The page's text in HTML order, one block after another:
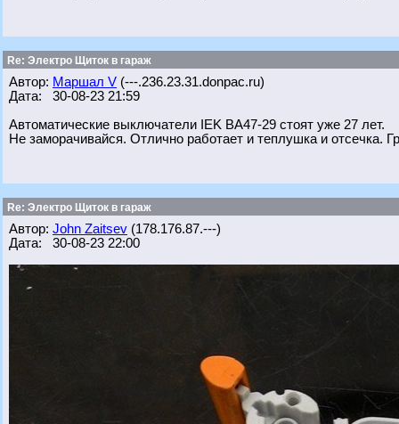
Re: Электро Щиток в гараж
Автор: Маршал V (---.236.23.31.donpac.ru)
Дата: 30-08-23 21:59
Автоматические выключатели IEK ВА47-29 стоят уже 27 лет.
Не заморачивайся. Отлично работает и теплушка и отсечка.
Re: Электро Щиток в гараж
Автор: John Zaitsev (178.176.87.---)
Дата: 30-08-23 22:00